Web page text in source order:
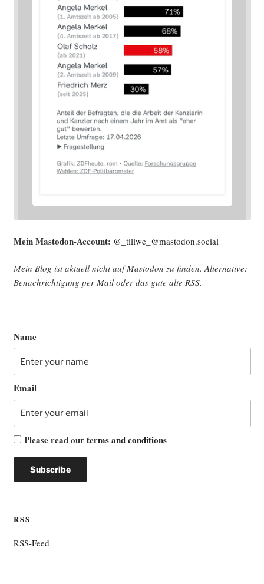
Mein Mast­o­don-Account: @_tillwe_@mastodon.social
Mein Blog ist aktu­ell nicht auf Mast­o­don zu fin­den. Alter­na­ti­ve:
Benach­rich­ti­gung per Mail oder das gute alte RSS.
Name
Email
Please read ourterms and conditions
RSS
RSS-Feed